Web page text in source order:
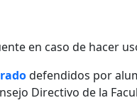
en caso de hacer
defendidos por
Directivo de la